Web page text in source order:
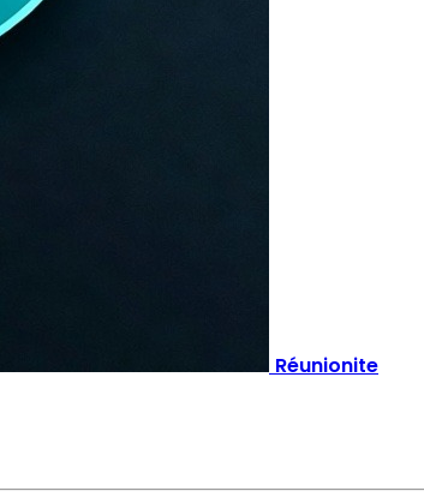
Réunionite